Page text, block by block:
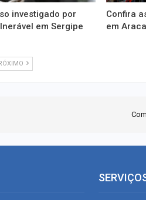
investigado por
em Sergipe
Confira
em